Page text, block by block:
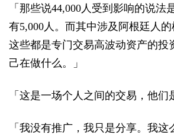
「那些说44,000人受到影响的说法
有5,000人。而其中涉及阿根廷人
这些都是专门交易高波动资产的投
己在做什么。」
「这是一场个人之间的交易，他们
「我没有推广，我只是分享。我